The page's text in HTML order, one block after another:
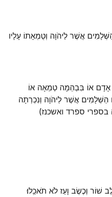
אֲשֶׁר לַיהֹוָה וְטֻמְאָתוֹ עָלָיו
אָדָם אוֹ בִּבְהֵמָה טְמֵאָה אוֹ
אֲשֶׁר לַיהֹוָה וְנִכְרְתָה
ספרד ואשכנז)
שׁוֹר וְכֶשֶׂב וָעֵז לֹא תֹאכֵֽלוּ׃